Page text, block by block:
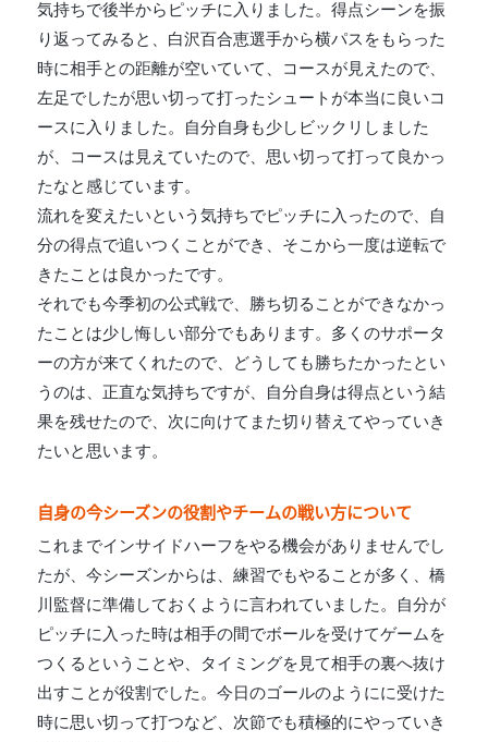
気持ちで後半からピッチに入りました。得点シーンを振
り返ってみると、白沢百合恵選手から横パスをもらった
時に相手との距離が空いていて、コースが見えたので、
左足でしたが思い切って打ったシュートが本当に良いコ
ースに入りました。自分自身も少しビックリしました
が、コースは見えていたので、思い切って打って良かっ
たなと感じています。
流れを変えたいという気持ちでピッチに入ったので、自
分の得点で追いつくことができ、そこから一度は逆転で
きたことは良かったです。
それでも今季初の公式戦で、勝ち切ることができなかっ
たことは少し悔しい部分でもあります。多くのサポータ
ーの方が来てくれたので、どうしても勝ちたかったとい
うのは、正直な気持ちですが、自分自身は得点という結
果を残せたので、次に向けてまた切り替えてやっていき
たいと思います。
自身の今シーズンの役割やチームの戦い方について
これまでインサイドハーフをやる機会がありませんでし
たが、今シーズンからは、練習でもやることが多く、橋
川監督に準備しておくように言われていました。自分が
ピッチに入った時は相手の間でボールを受けてゲームを
つくるということや、タイミングを見て相手の裏へ抜け
出すことが役割でした。今日のゴールのようにに受けた
時に思い切って打つなど、次節でも積極的にやっていき